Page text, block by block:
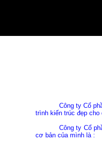
Công ty Cổ phần
trình kiến trúc đẹp
Công ty Cổ phần
cơ bản của mình là :